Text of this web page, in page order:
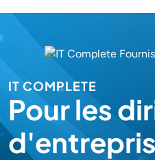
IT COMPLETE
Pour les